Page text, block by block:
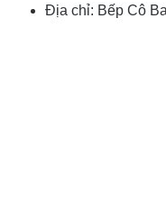
Địa chỉ: Bếp Cô